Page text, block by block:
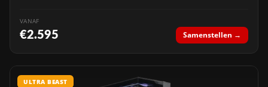
VANAF
€2.595 Samenstellen →
ULTRA BEAST